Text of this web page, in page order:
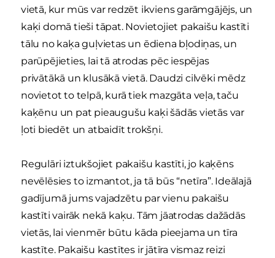
vietā, kur mūs var redzēt ikviens garāmgājējs, un
kaķi domā tieši tāpat. Novietojiet pakaišu kastīti
tālu no kaķa guļvietas un ēdiena bļodiņas, un
parūpējieties, lai tā atrodas pēc iespējas
privātākā un klusākā vietā. Daudzi cilvēki mēdz
novietot to telpā, kurā tiek mazgāta veļa, taču
kaķēnu un pat pieaugušu kaķi šādās vietās var
ļoti biedēt un atbaidīt trokšņi.
Regulāri iztukšojiet pakaišu kastīti, jo kaķēns
nevēlēsies to izmantot, ja tā būs “netīra”. Ideālajā
gadījumā jums vajadzētu par vienu pakaišu
kastīti vairāk nekā kaķu. Tām jāatrodas dažādās
vietās, lai vienmēr būtu kāda pieejama un tīra
kastīte. Pakaišu kastītes ir jātīra vismaz reizi